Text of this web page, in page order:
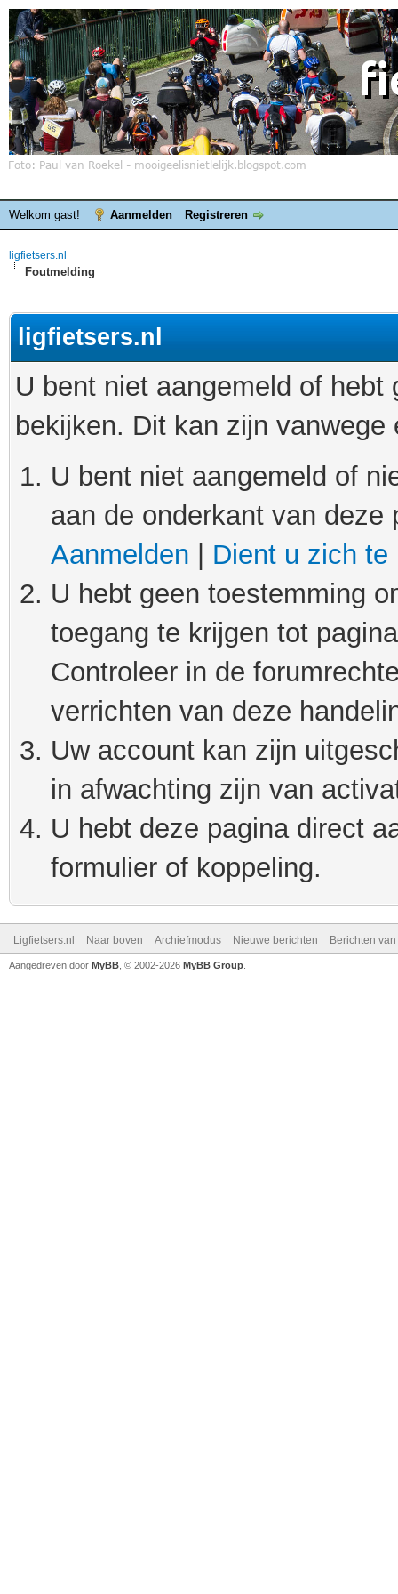
Welkom gast! Aanmelden Registreren
ligfietsers.nl
Foutmelding
ligfietsers.nl
U bent niet aangemeld of
bekijken. Dit kan zijn
U bent niet aangemeld of
aan de onderkant van
Aanmelden
Dient u zich te
U hebt geen toestemming
toegang te krijgen tot
Controleer in de
verrichten van deze
Uw account kan zijn
in afwachting zijn van
U hebt deze pagina direct
formulier of koppeling.
Ligfietsers.nl Naar boven Archiefmodus Nieuwe berichten Berichten
Aangedreven door MyBB , © 2002-2026 MyBB Group